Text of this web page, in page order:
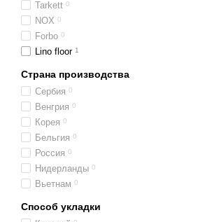
Tarkett 0
NOX 0
Forbo 0
Lino floor 1
Страна производства
Сербия 0
Венгрия 0
Корея 0
Бельгия 0
Россия 0
Нидерланды 0
Вьетнам 0
Способ укладки